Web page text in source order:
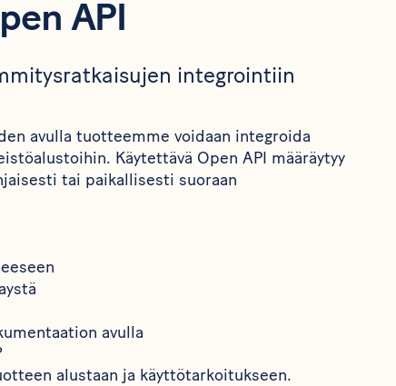
API
integrointiin
avulla tuotteemme voidaan integroida
Käytettävä Open API määräytyy
tai paikallisesti suoraan
avulla
alustaan ja käyttötarkoitukseen.